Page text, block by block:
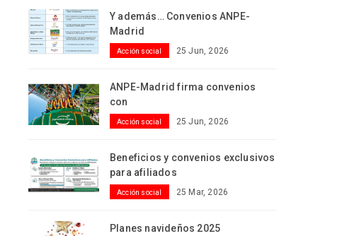
Y además… Convenios ANPE-
Madrid
Acción social 25 Jun, 2026
ANPE-Madrid firma convenios
con
Acción social 25 Jun, 2026
Beneficios y convenios exclusivos
para afiliados
Acción social 25 Mar, 2026
Planes navideños 2025